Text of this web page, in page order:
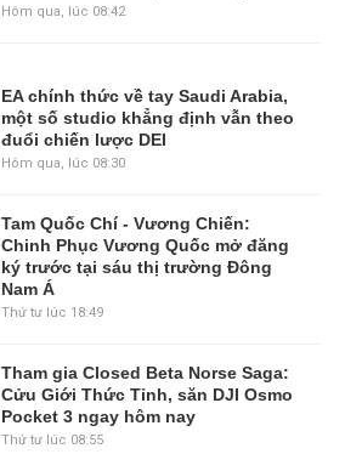
Hôm qua, lúc 08:42
EA chính thức về tay Saudi Arabia,
một số studio khẳng định vẫn theo
đuổi chiến lược DEI
Hôm qua, lúc 08:30
Tam Quốc Chí - Vương Chiến:
Chinh Phục Vương Quốc mở đăng
ký trước tại sáu thị trường Đông
Nam Á
Thứ tư lúc 18:49
Tham gia Closed Beta Norse Saga:
Cửu Giới Thức Tỉnh, săn DJI Osmo
Pocket 3 ngay hôm nay
Thứ tư lúc 08:55